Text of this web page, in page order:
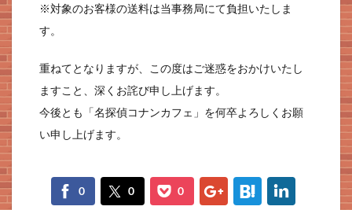
※対象のお客様の送料は当事務局にて負担いたしま
す。
重ねてとなりますが、この度はご迷惑をおかけいたし
ますこと、深くお詫び申し上げます。
今後とも「名探偵コナンカフェ」を何卒よろしくお願
い申し上げます。
f 0 t 0 p 0 g h
l